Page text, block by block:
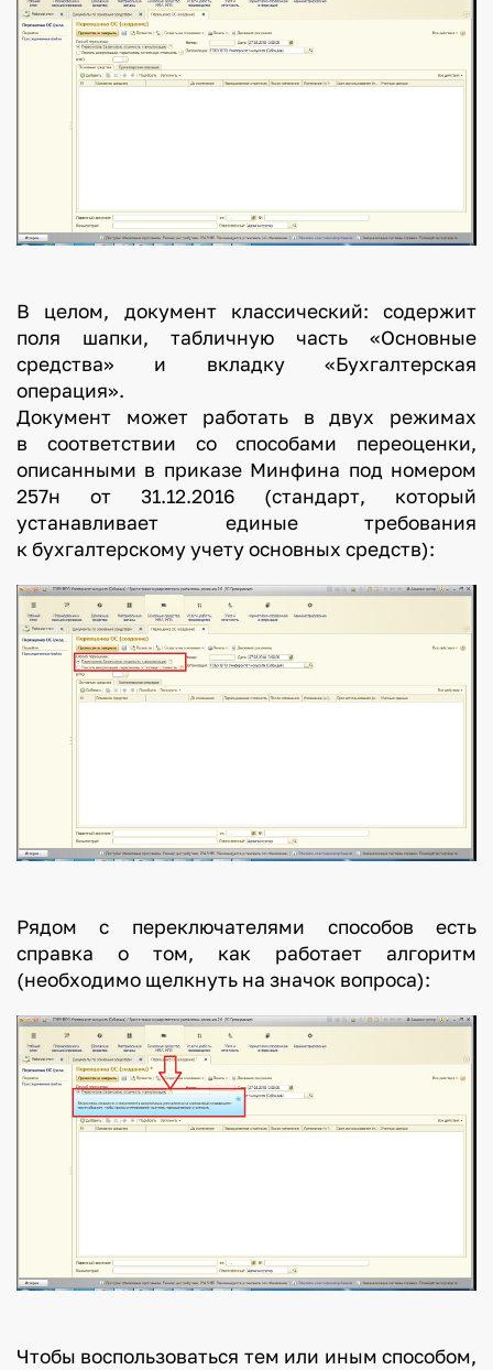
В целом, документ классический: содержит
поля шапки, табличную часть «Основные
средства» и вкладку «Бухгалтерская
операция».
Документ может работать в двух режимах
в соответствии со способами переоценки,
описанными в приказе Минфина под номером
257н от 31.12.2016 (стандарт, который
устанавливает единые требования
к бухгалтерскому учету основных средств):
Рядом с переключателями способов есть
справка о том, как работает алгоритм
(необходимо щелкнуть на значок вопроса):
Чтобы воспользоваться тем или иным способом,